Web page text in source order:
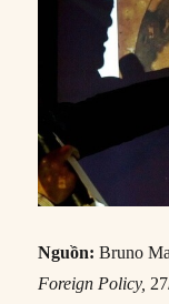
Nguồn: Bruno
Foreign Policy,